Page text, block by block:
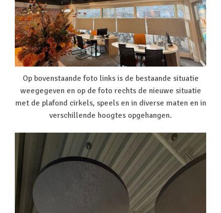
Op bovenstaande foto links is de bestaande situatie
weegegeven en op de foto rechts de nieuwe situatie
met de plafond cirkels, speels en in diverse maten en in
verschillende hoogtes opgehangen.